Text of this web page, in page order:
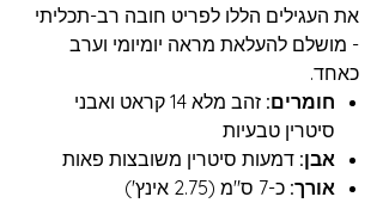
את העגילים הללו לפריט חובה רב-תכליתי
- מושלם להעלאת מראה יומיומי וערב
כאחד.
חומרים:
זהב מלא 14 קראט ואבני
סיטרין טבעיות
אבן: דמעות סיטרין משובצות פאות
אורך: כ-7 ס"מ (2.75 אינץ')